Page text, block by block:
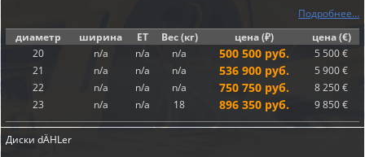
Подробнее...
диаметр
ширина ET Вес (кг) цена (₽)
цена (€)
20
n/a n/a n/a 500 500 руб.
5 500 €
21
n/a n/a n/a 536 900 руб.
5 900 €
22
n/a n/a n/a 750 750 руб.
8 250 €
23
n/a n/a 18 896 350 руб. 9 850 €
Диски dÄHLer